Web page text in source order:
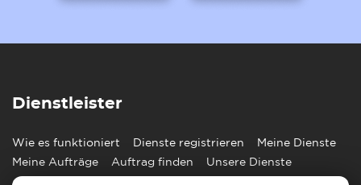
Dienstleister
Wie es funktioniert Dienste registrieren
Meine Dienste
Meine Aufträge
Auftrag finden Unsere Dienste